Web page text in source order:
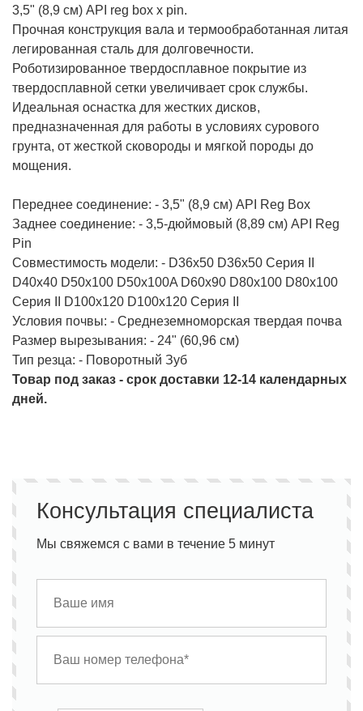
3,5" (8,9 см) API reg box x pin.
Прочная конструкция вала и термообработанная литая
легированная сталь для долговечности.
Роботизированное твердосплавное покрытие из
твердосплавной сетки увеличивает срок службы.
Идеальная оснастка для жестких дисков,
предназначенная для работы в условиях сурового
грунта, от жесткой сковороды и мягкой породы до
мощения.
Переднее соединение: - 3,5" (8,9 см) API Reg Box
Заднее соединение: - 3,5-дюймовый (8,89 см) API Reg
Pin
Совместимость модели: - D36x50 D36x50 Серия II
D40x40 D50x100 D50x100A D60x90 D80x100 D80x100
Серия II D100x120 D100x120 Серия II
Условия почвы: - Среднеземноморская твердая почва
Размер вырезывания: - 24" (60,96 см)
Тип резца: - Поворотный Зуб
Товар под заказ - срок доставки 12-14 календарных
дней.
Консультация специалиста
Мы свяжемся с вами в течение 5 минут